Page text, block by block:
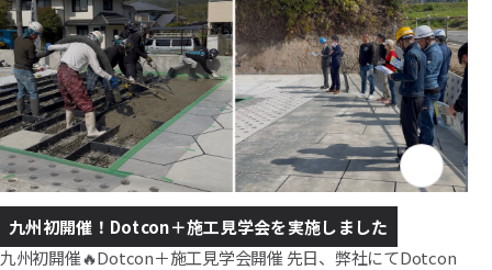
崎...
九州初開催！Dotcon＋施工見学会を実施しました
九州初開催🔥Dotcon＋施工見学会開催 先日、弊社にてDotcon